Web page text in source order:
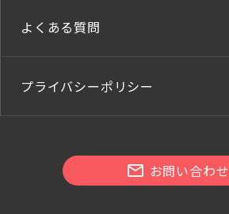
よくある質問
プライバシーポリシー
お問い合わせ